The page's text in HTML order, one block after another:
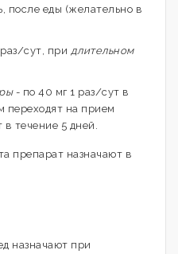
после еды (желательно в
сут, при длительном
- по 40 мг 1 раз/сут в
переходят на прием
течение 5 дней.
препарат назначают в
назначают при